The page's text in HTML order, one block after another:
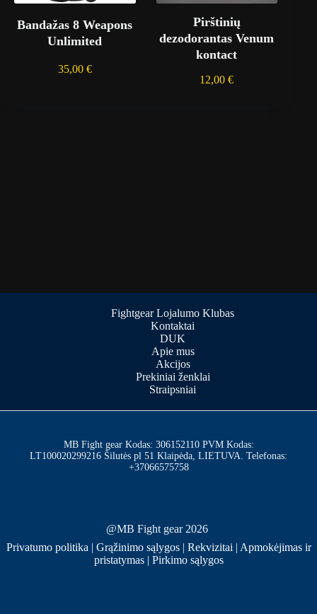
Bandažas 8 Weapons
Unlimited
35,00 €
Pirštinių
dezodorantas Venum
kontact
12,00€
Fightgear Lojalumo Klubas
Kontaktai
DUK
Apie mus
Akcijos
Prekiniai ženklai
Straipsniai
MB Fight gear Kodas: 306152110 PVM Kodas:
LT100020299216 Šilutės pl 51 Klaipėda, LIETUVA. Telefonas:
+37066575758
@MB Fight gear 2026
Privatumo politika | Grąžinimo sąlygos | Rekvizitai | Apmokėjimas ir
pristatymas| Pirkimo sąlygos